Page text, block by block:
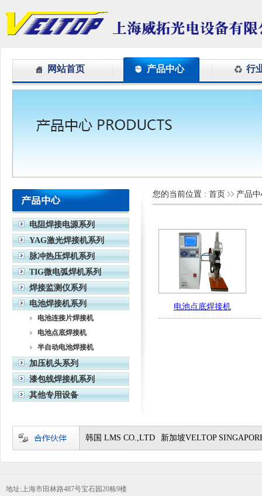
网站首页 产品中心 行
电阻焊接电源系列
YAG激光焊接机系列
脉冲热压焊机系列
TIG微电弧焊机系列
焊接监测仪系列
电池焊接机系列
电池连接片焊接机
电池点底焊接机
半自动电池焊接机
加压机头系列
漆包线焊接机系列
其他专用设备
您的当前位置 : 首页 产品中
电池点底焊接机
韩国 LMS CO.,LTD 新加坡VELTOP
地址:上海市田林路487号宝石园20栋9楼